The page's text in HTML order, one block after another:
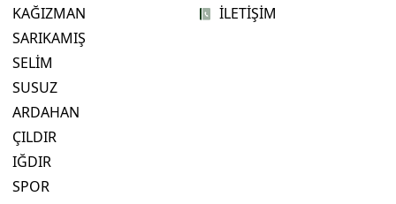
KAĞIZMAN
SARIKAMIŞ
SELİM
SUSUZ
ARDAHAN
ÇILDIR
IĞDIR
SPOR
İLETİŞİM